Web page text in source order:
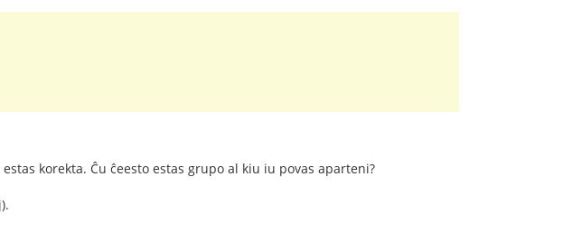
korekta. Ĉu ĉeesto estas grupo al kiu iu povas aparteni?